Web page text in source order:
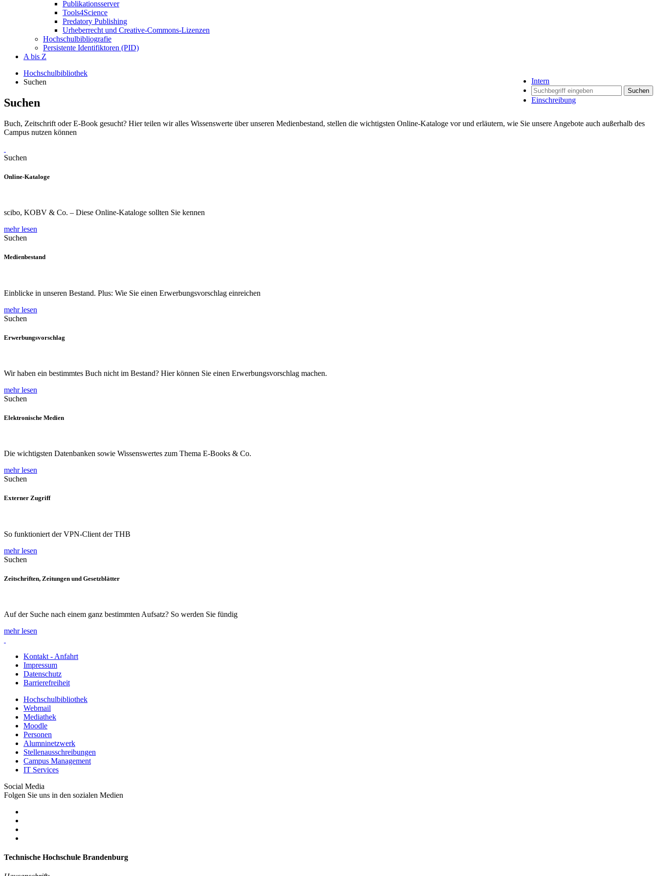
Publikationsserver
Tools4Science
Predatory Publishing
Urheberrecht und Creative-Commons-Lizenzen
Hochschulbibliografie
Persistente Identifiktoren (PID)
A bis Z
Intern
Suchen
Einschreibung
Hochschulbibliothek
Suchen
Suchen
Buch, Zeitschrift oder E-Book gesucht? Hier teilen wir alles Wissenswerte über unseren Medienbestand, stellen die wichtigsten Online-Kataloge vor und erläutern, wie Sie unsere Angebote auch außerhalb des
Campus nutzen können
Suchen
Online-Kataloge
scibo, KOBV & Co. – Diese Online-Kataloge sollten Sie kennen
mehr lesen
Suchen
Medienbestand
Einblicke in unseren Bestand. Plus: Wie Sie einen Erwerbungsvorschlag einreichen
mehr lesen
Suchen
Erwerbungsvorschlag
Wir haben ein bestimmtes Buch nicht im Bestand? Hier können Sie einen Erwerbungsvorschlag machen.
mehr lesen
Suchen
Elektronische Medien
Die wichtigsten Datenbanken sowie Wissenswertes zum Thema E-Books & Co.
mehr lesen
Suchen
Externer Zugriff
So funktioniert der VPN-Client der THB
mehr lesen
Suchen
Zeitschriften, Zeitungen und Gesetzblätter
Auf der Suche nach einem ganz bestimmten Aufsatz? So werden Sie fündig
mehr lesen
Kontakt - Anfahrt
Impressum
Datenschutz
Barrierefreiheit
Hochschulbibliothek
Webmail
Mediathek
Moodle
Personen
Alumninetzwerk
Stellenausschreibungen
Campus Management
IT Services
Social Media
Folgen Sie uns in den sozialen Medien
Technische Hochschule Brandenburg